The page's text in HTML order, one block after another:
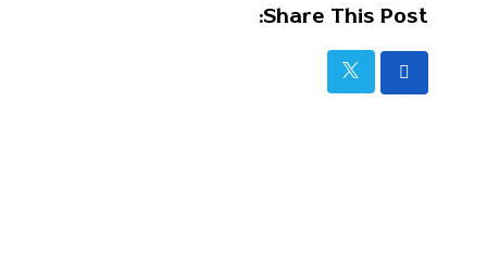
Share This Post: